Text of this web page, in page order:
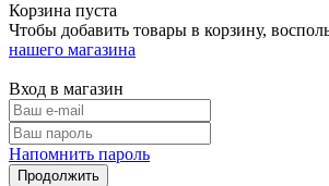
Корзина пуста
Чтобы добавить товары в корзину,
нашего магазина
Вход в магазин
Напомнить пароль